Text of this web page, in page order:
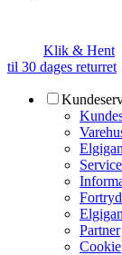
Klik & Hent
til 30 dages returret
Partner